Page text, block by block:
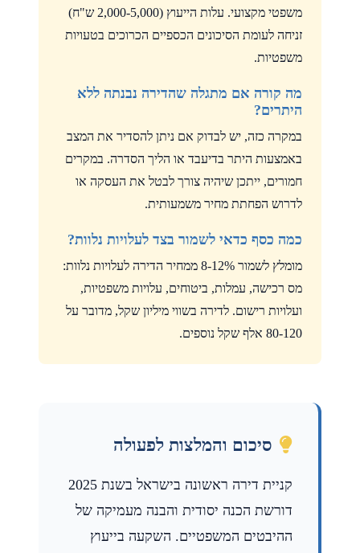
משפטי מקצועי. עלות הייעוץ (2,000-5,000 ש"ח)
זניחה לעומת הסיכונים הכספיים הכרוכים בטעויות
משפטיות.
מה קורה אם מתגלה שהדירה נבנתה ללא
היתרים?
במקרה כזה, יש לבדוק אם ניתן להסדיר את המצב
באמצעות היתר בדיעבד או הליך הסדרה. במקרים
חמורים, ייתכן שיהיה צורך לבטל את העסקה או
לדרוש הפחתת מחיר משמעותית.
כמה כסף כדאי לשמור בצד לעלויות נלוות?
מומלץ לשמור 8-12% ממחיר הדירה לעלויות נלוות:
מס רכישה, עמלות, ביטוחים, עלויות משפטיות,
ועלויות רישום. לדירה בשווי מיליון שקל, מדובר על
80-120 אלף שקל נוספים.
סיכום והמלצות לפעולה
קניית דירה ראשונה בישראל בשנת 2025
דורשת הכנה יסודית והבנה מעמיקה של
ההיבטים המשפטיים. השקעה בייעוץ